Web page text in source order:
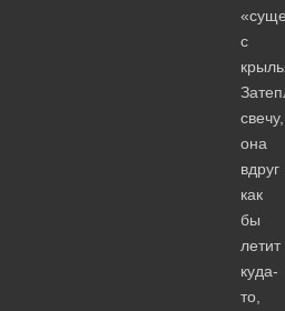
с
свечу,
она
вдруг
как
бы
летит
куда-
то,